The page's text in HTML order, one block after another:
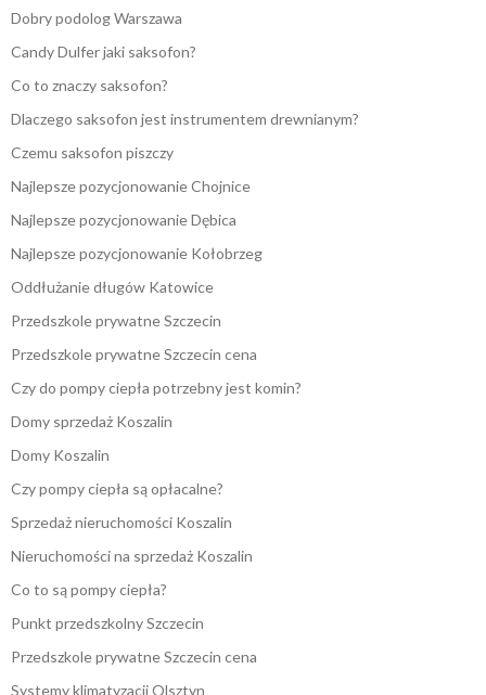
Dobry podolog Warszawa
Candy Dulfer jaki saksofon?
Co to znaczy saksofon?
Dlaczego saksofon jest instrumentem drewnianym?
Czemu saksofon piszczy
Najlepsze pozycjonowanie Chojnice
Najlepsze pozycjonowanie Dębica
Najlepsze pozycjonowanie Kołobrzeg
Oddłużanie długów Katowice
Przedszkole prywatne Szczecin
Przedszkole prywatne Szczecin cena
Czy do pompy ciepła potrzebny jest komin?
Domy sprzedaż Koszalin
Domy Koszalin
Czy pompy ciepła są opłacalne?
Sprzedaż nieruchomości Koszalin
Nieruchomości na sprzedaż Koszalin
Co to są pompy ciepła?
Punkt przedszkolny Szczecin
Przedszkole prywatne Szczecin cena
Systemy klimatyzacji Olsztyn